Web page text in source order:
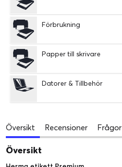
Förbrukning
Papper till skrivare
Datorer & Tillbehör
Översikt Recensioner Frågor
Översikt